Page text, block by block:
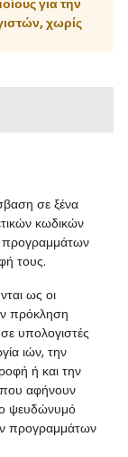
χωρίς
σε ξένα
κωδικών
τους.
ως οι
πρόκληση
υπολογιστές
ιών, την
ή και την
αφήνουν
ψευδώνυμό
προγραμμάτων